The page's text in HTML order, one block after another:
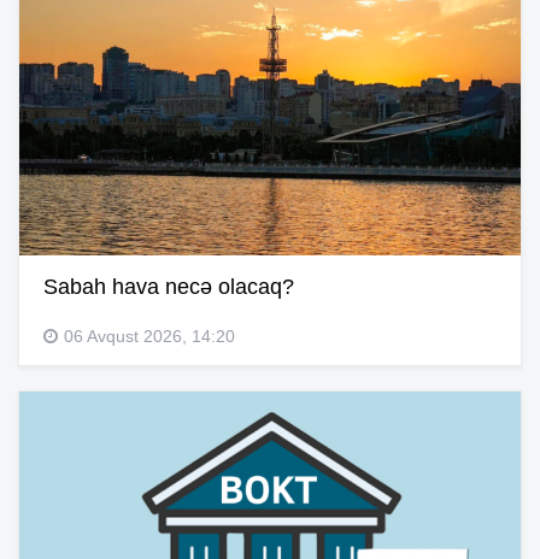
Sabah hava necə olacaq?
06 Avqust 2026, 14:20